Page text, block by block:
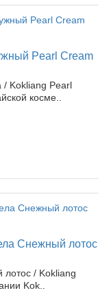
Pearl Cream
Kokliang Pearl
косме..
Снежный лотос
/ Kokliang
Kok..